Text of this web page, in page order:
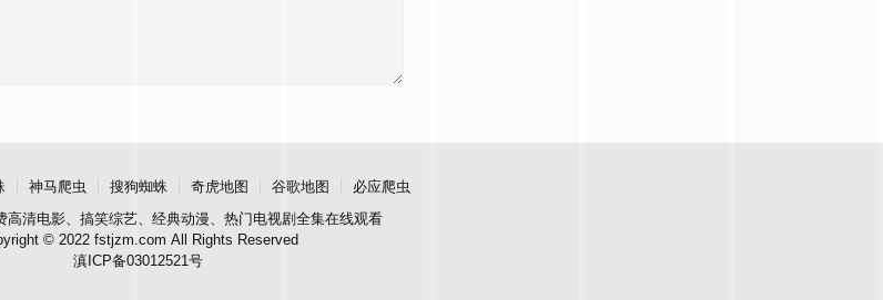
神马爬虫 搜狗蜘蛛 奇虎地图 谷歌地图
必应爬虫
高清电影、搞笑综艺、经典动漫、热门电视剧全集在线观看
© 2022 fstjzm.com All Rights Reserved
滇ICP备03012521号